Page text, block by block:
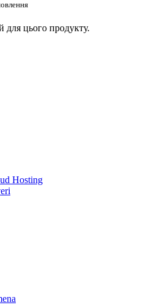
цього продукту.
Hosting